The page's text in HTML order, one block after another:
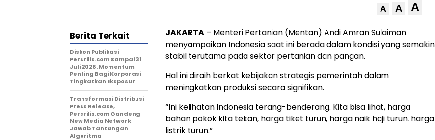
A A A
JAKARTA – Menteri Pertanian (Mentan) Andi Amran Sulaiman
menyampaikan Indonesia saat ini berada dalam kondisi yang semakin
stabil terutama pada sektor pertanian dan pangan.
Hal ini diraih berkat kebijakan strategis pemerintah dalam
meningkatkan produksi secara signifikan.
“Ini kelihatan Indonesia terang-benderang. Kita bisa lihat, harga
bahan pokok kita tekan, harga tiket turun, harga naik haji turun, harga
listrik turun.”
Berita Terkait
Diskon Publikasi
Persrilis.com Sampai 31
Juli 2026. Momentum
Penting Bagi Korporasi
Tingkatkan Eksposur
Transformasi Distribusi
Press Release,
Persrilis.com Gandeng
New Media Network
Jawab Tantangan
Algoritma